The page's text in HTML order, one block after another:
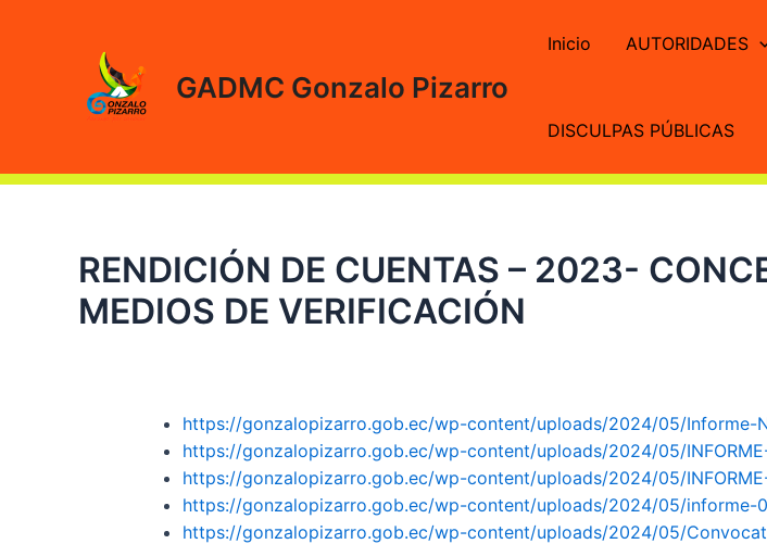
GADMC Gonzalo Pizarro
Inicio AUTORIDADES
DISCULPAS PÚBLICAS
RENDICIÓN DE CUENTAS – 2023-
MEDIOS DE VERIFICACIÓN
https://gonzalopizarro.gob.ec/wp-content/uploads/2024/05/Informe-
https://gonzalopizarro.gob.ec/wp-content/uploads/2024/05/INFORME-
https://gonzalopizarro.gob.ec/wp-content/uploads/2024/05/INFORME-
https://gonzalopizarro.gob.ec/wp-content/uploads/2024/05/informe-
https://gonzalopizarro.gob.ec/wp-content/uploads/2024/05/